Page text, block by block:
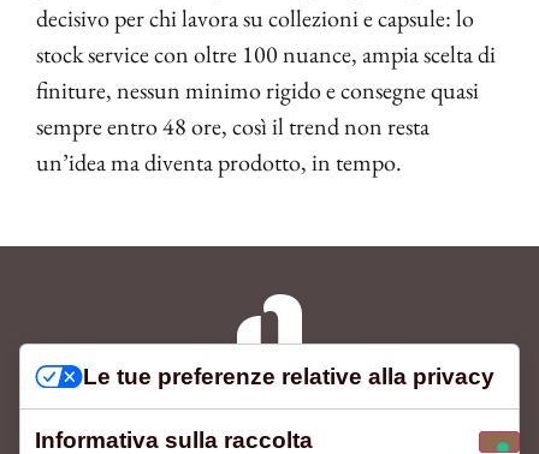
decisivo per chi lavora su collezioni e capsule: lo
stock service con oltre 100 nuance, ampia scelta di
finiture, nessun minimo rigido e consegne quasi
sempre entro 48 ore, così il trend non resta
un’idea ma diventa prodotto, in tempo.
Le tue preferenze relative alla privacy
Informativa sulla raccolta